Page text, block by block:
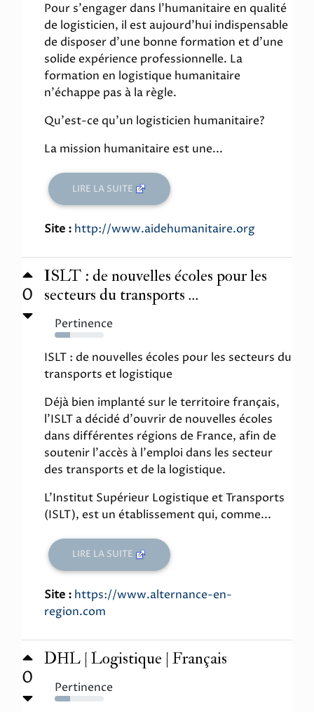
Pour s'engager dans l'humanitaire en qualité
de logisticien, il est aujourd'hui indispensable
de disposer d'une bonne formation et d'une
solide expérience professionnelle. La
formation en logistique humanitaire
n'échappe pas à la règle.
Qu'est-ce qu'un logisticien humanitaire?
La mission humanitaire est une...
LIRE LA SUITE
Site : http://www.aidehumanitaire.org
0
ISLT : de nouvelles écoles pour les
secteurs du transports ...
Pertinence
31%
ISLT : de nouvelles écoles pour les secteurs du
transports et logistique
Déjà bien implanté sur le territoire français,
l'ISLT a décidé d'ouvrir de nouvelles écoles
dans différentes régions de France, afin de
soutenir l'accès à l'emploi dans les secteur
des transports et de la logistique.
L'Institut Supérieur Logistique et Transports
(ISLT), est un établissement qui, comme...
LIRE LA SUITE
Site : https://www.alternance-en-
region.com
0
DHL | Logistique | Français
Pertinence
31%